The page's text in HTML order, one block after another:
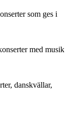
som ges i
med musik
danskvällar,